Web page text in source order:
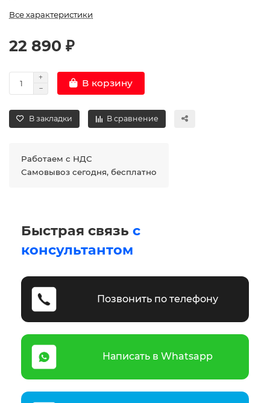
Все характеристики
22 890 ₽
В корзину
В закладки В сравнение
Работаем с НДС
Самовывоз сегодня, бесплатно
Быстрая связь с
консультантом
Позвонить по телефону
Написать в Whatsapp